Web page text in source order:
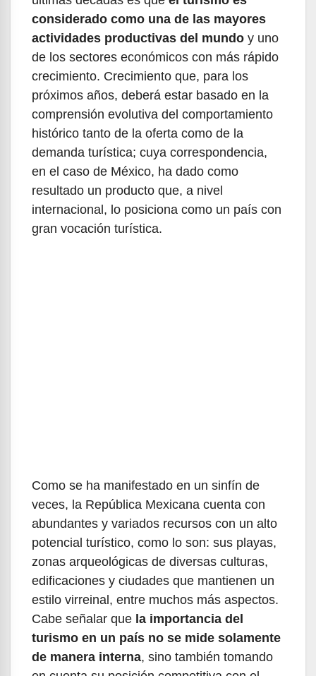
considerado como una de las mayores
actividades productivas del mundo y uno
de los sectores económicos con más rápido
crecimiento. Crecimiento que, para los
próximos años, deberá estar basado en la
comprensión evolutiva del comportamiento
histórico tanto de la oferta como de la
demanda turística; cuya correspondencia,
en el caso de México, ha dado como
resultado un producto que, a nivel
internacional, lo posiciona como un país con
gran vocación turística.
Como se ha manifestado en un sinfín de
veces, la República Mexicana cuenta con
abundantes y variados recursos con un alto
potencial turístico, como lo son: sus playas,
zonas arqueológicas de diversas culturas,
edificaciones y ciudades que mantienen un
estilo virreinal, entre muchos más aspectos.
Cabe señalar que la importancia del
turismo en un país no se mide solamente
de manera interna, sino también tomando